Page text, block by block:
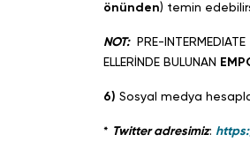
önünden) temin
NOT: PRE-
ELLERİNDE BULUNAN
6) Sosyal medya
* Twitter adresimiz: